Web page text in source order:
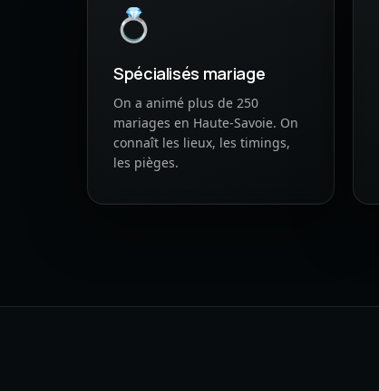
💍
Spécialisés mariage
On a animé plus de 250
mariages en Haute-Savoie. On
connaît les lieux, les timings,
les pièges.